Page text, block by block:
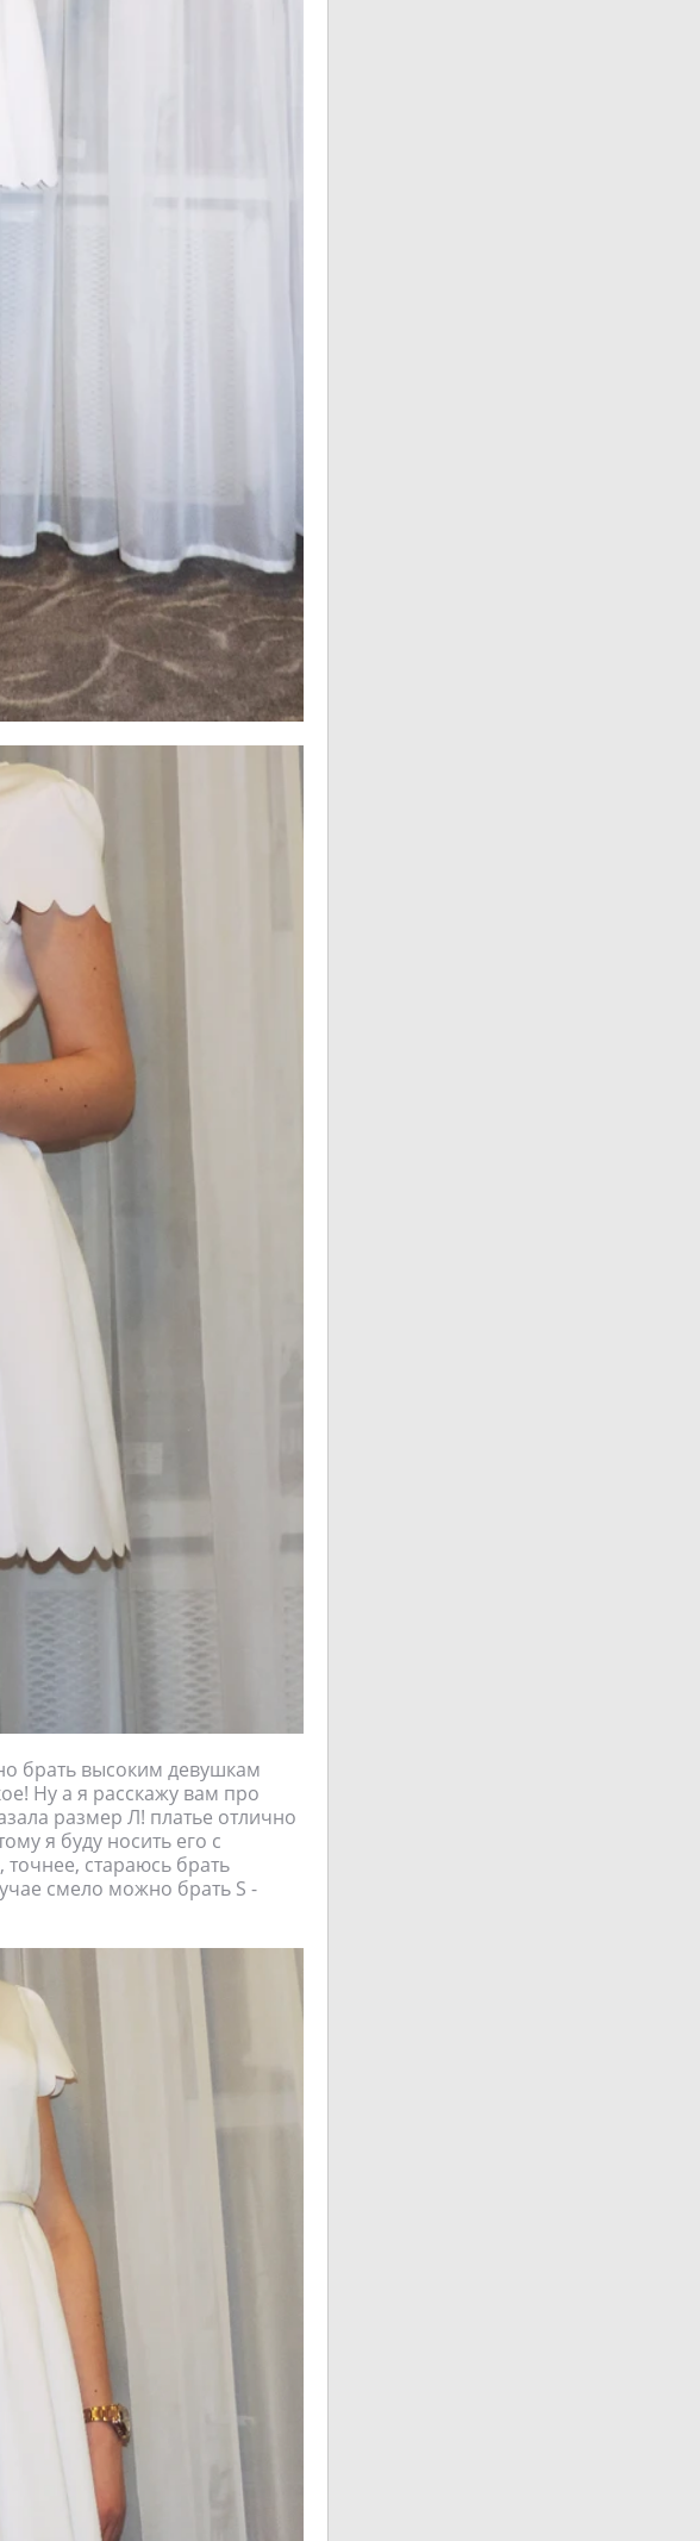
брать высоким девушкам
Ну а я расскажу вам про
размер Л! платье отлично
я буду носить его с
стараюсь брать
смело можно брать S -